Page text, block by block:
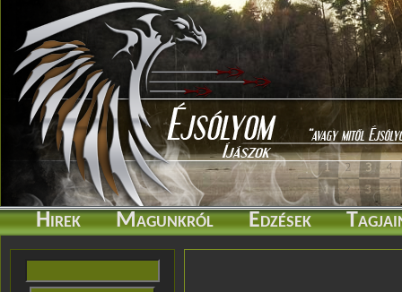
Hirek Magunkról Edzések